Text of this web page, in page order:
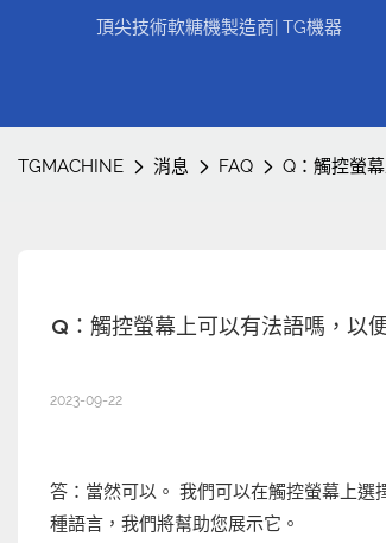
頂尖技術軟糖機製造商| TG機器
TGMACHINE 消息 FAQ Q：觸控螢
Q：觸控螢幕上可以有法語嗎，以
2023-09-22
答：當然可以。 我們可以在觸控螢幕上
種語言，我們將幫助您展示它。